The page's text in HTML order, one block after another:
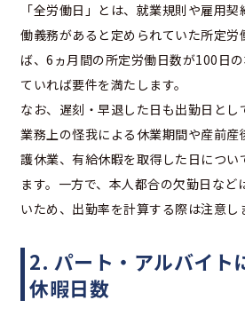
「全労働日」とは、就業規則や雇用
働義務があると定められていた所定労
ば、6ヵ月間の所定労働日数が100日
ていれば要件を満たします。
なお、遅刻・早退した日も出勤日とし
業務上の怪我による休業期間や産前産
護休業、有給休暇を取得した日につい
ます。一方で、本人都合の欠勤日など
いため、出勤率を計算する際は注意し
2. パート・アルバイト
休暇日数